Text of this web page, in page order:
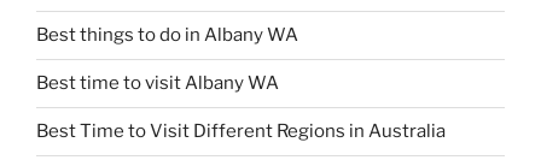
Best things to do in Albany WA
Best time to visit Albany WA
Best Time to Visit Different Regions in Australia